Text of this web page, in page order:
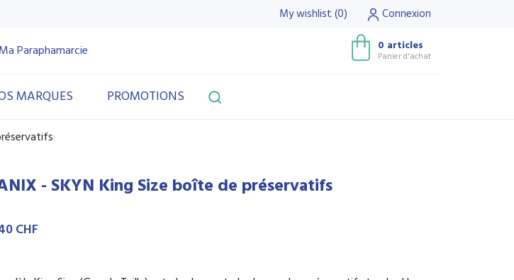
My wishlist (0) Connexion
0 articles
Panier d'achat
MARQUES PROMOTIONS
- SKYN King Size boîte de préservatifs
CHF